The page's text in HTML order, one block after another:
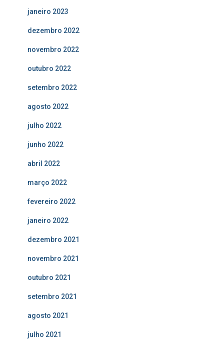
janeiro 2023
dezembro 2022
novembro 2022
outubro 2022
setembro 2022
agosto 2022
julho 2022
junho 2022
abril 2022
março 2022
fevereiro 2022
janeiro 2022
dezembro 2021
novembro 2021
outubro 2021
setembro 2021
agosto 2021
julho 2021